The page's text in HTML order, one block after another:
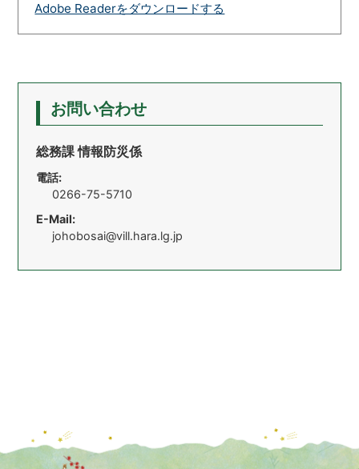
Adobe Readerをダウンロードする
お問い合わせ
総務課 情報防災係
電話:
0266-75-5710
E-Mail:
johobosai@vill.hara.lg.jp